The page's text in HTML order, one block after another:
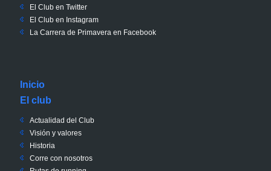
El Club en Twitter
El Club en Instagram
La Carrera de Primavera en Facebook
Inicio
El club
Actualidad del Club
Visión y valores
Historia
Corre con nosotros